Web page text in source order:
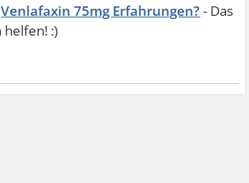
Venlafaxin 75mg Erfahrungen?